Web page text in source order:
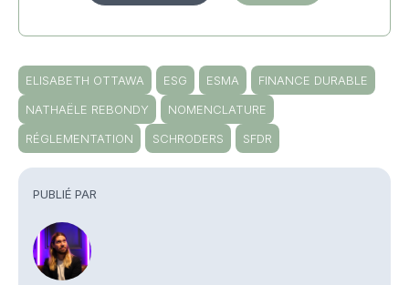
PUBLIÉ PAR
ELISABETH OTTAWA ESG ESMA
FINANCE DURABLE
NATHAËLE REBONDY
NOMENCLATURE
RÉGLEMENTATION
SCHRODERS SFDR